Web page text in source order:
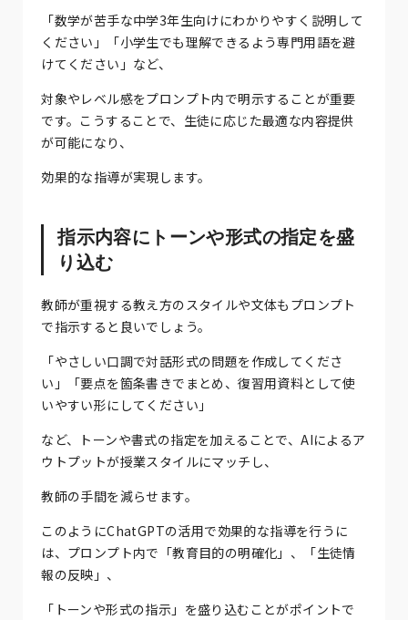
「数学が苦手な中学3年生向けにわかりやすく説明して
ください」「小学生でも理解できるよう専門用語を避
けてください」など、
対象やレベル感をプロンプト内で明示することが重要
です。こうすることで、生徒に応じた最適な内容提供
が可能になり、
効果的な指導が実現します。
指示内容にトーンや形式の指定を盛
り込む
教師が重視する教え方のスタイルや文体もプロンプト
で指示すると良いでしょう。
「やさしい口調で対話形式の問題を作成してくださ
い」「要点を箇条書きでまとめ、復習用資料として使
いやすい形にしてください」
など、トーンや書式の指定を加えることで、AIによるア
ウトプットが授業スタイルにマッチし、
教師の手間を減らせます。
このようにChatGPTの活用で効果的な指導を行うに
は、プロンプト内で「教育目的の明確化」、「生徒情
報の反映」、
「トーンや形式の指示」を盛り込むことがポイントで